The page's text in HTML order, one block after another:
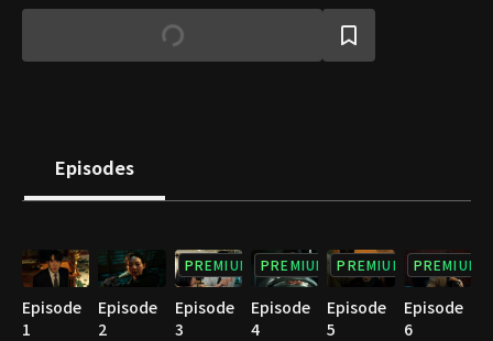
불행해진다. ‘신이랑 법률사무소’는 행복보다 불행을 더 많이 느끼는 요
즘 시대, 희망찬 세상을 보여주고자 기획되었다. 세상은 물러 터졌다고
말하지만 어떤 순간에도 진실을 외면하지 않는 인품에 귀신을 볼 수 있
랑하는 사람을 잃고 남겨진 이들의 마음 또한 다독여져야 하기에. 하루가
멀다 하고 찾아오는 귀신들 때문에 힘들지만 그럼에도 세심한 한마디와
상을 그려 보려한다. 세상에 없는 변호사가 들려주는, 그 어디에도 있었
으면 하는 이야기, 이랑의 좌충우돌 맘찢 & 웃픈 어드벤쳐가 시작된다.
Episodes
Episode
1
Episode
2
PREMIUM
Episode
3
PREMIUM
Episode
4
PREMIUM
Episode
5
PREMIUM
Episode
6